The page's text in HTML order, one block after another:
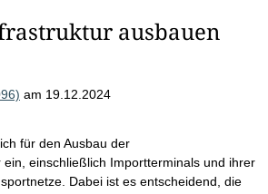
ausbauen
am 19.12.2024
für den Ausbau der
einschließlich Importterminals und ihrer
Dabei ist es entscheidend, die